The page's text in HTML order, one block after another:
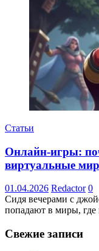
Статьи
Онлайн-игры:
виртуальные
01.04.2026 Redactor 0
Сидя вечерами с
попадают в миры, где
Свежие записи